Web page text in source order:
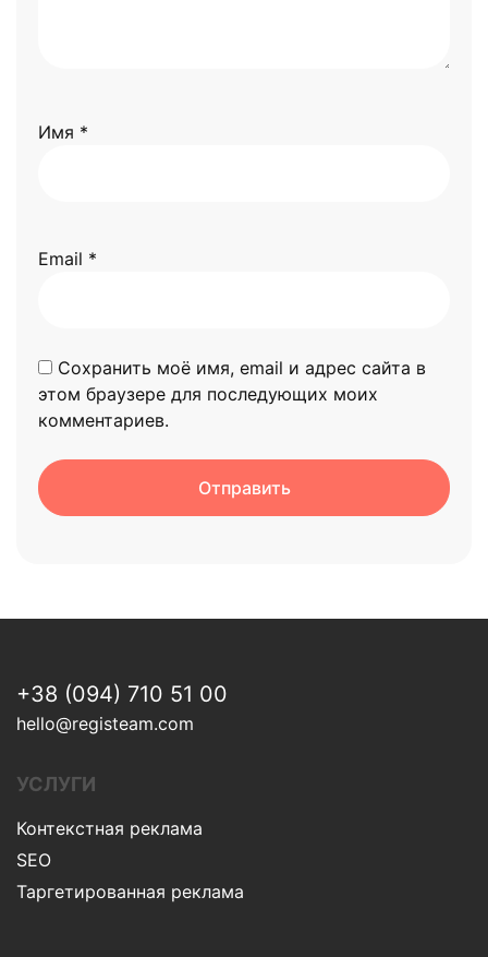
Имя *
Email *
Сохранить моё имя, email и адрес сайта в
этом браузере для последующих моих
комментариев.
+38 (094) 710 51 00
hello@registeam.com
УСЛУГИ
Контекстная реклама
SEO
Таргетированная реклама